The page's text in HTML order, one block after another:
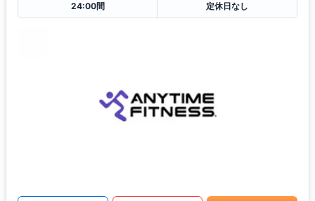
24:00間
定休日なし